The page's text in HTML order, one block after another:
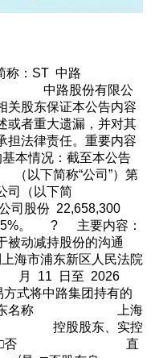
简称：ST 中路
路股份有限公
股东保证本公告内容
或者重大遗漏，并对其
担法律责任。重要内容
情况：截至本公告
以下简称“公司”）第
限公司（以下简
公司股份 22,658,300
。 ? 主要内容：
被动减持股份的沟通
市浦东新区人民法院
月 11 日至 2026
式将中路集团持有的
况股东名称 上海
控股股东、实控
√是 □否 直